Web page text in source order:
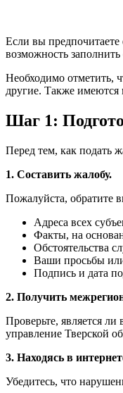
Если вы предпочитаете
возможность
Необходимо отметить,
другие. Также имеются
Шаг 1:
Перед тем, как подать
1. Составить жалобу.
Пожалуйста, обратите
Адреса всех
Факты, на
Обстоятельства
Ваши просьбы
Подпись и дата
2. Получить
Проверьте, является
управление Тверской
3. Находясь в
Убедитесь, что